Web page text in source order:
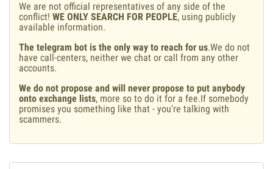
We are not official representatives of any side of the
conflict! WE ONLY SEARCH FOR PEOPLE, using publicly
available information.
The telegram bot is the only way to reach for us.We do not
have call-centers, neither we chat or call from any other
accounts.
We do not propose and will never propose to put anybody
onto exchange lists, more so to do it for a fee.If somebody
promises you something like that - you're talking with
scammers.